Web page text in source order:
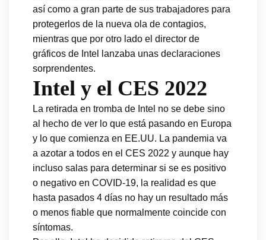
así como a gran parte de sus trabajadores para
protegerlos de la nueva ola de contagios,
mientras que por otro lado el director de
gráficos de Intel lanzaba unas declaraciones
sorprendentes.
Intel y el CES 2022
La retirada en tromba de Intel no se debe sino
al hecho de ver lo que está pasando en Europa
y lo que comienza en EE.UU. La pandemia va
a azotar a todos en el CES 2022 y aunque hay
incluso salas para determinar si se es positivo
o negativo en COVID-19, la realidad es que
hasta pasados 4 días no hay un resultado más
o menos fiable que normalmente coincide con
síntomas.